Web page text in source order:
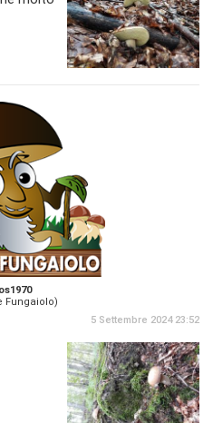
Fungaiolo)
5 Settembre 2024 23:52